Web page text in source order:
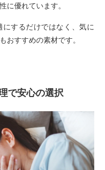
に優れています。
するだけではなく、気に
おすすめの素材です。
で安心の選択